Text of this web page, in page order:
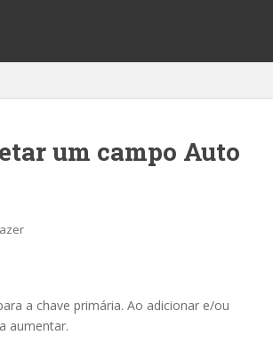
um campo Auto
a chave primária. Ao adicionar e/ou
aumentar.